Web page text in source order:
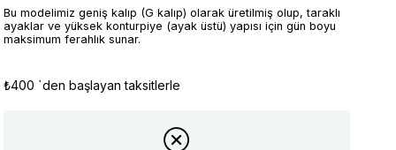
Bu modelimiz geniş kalıp (G kalıp) olarak üretilmiş olup, taraklı
ayaklar ve yüksek konturpiye (ayak üstü) yapısı için gün boyu
maksimum ferahlık sunar.
₺400 `den başlayan taksitlerle